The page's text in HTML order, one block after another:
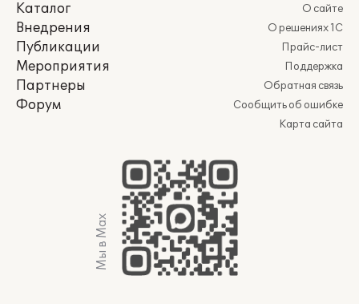
Каталог
Внедрения
Публикации
Мероприятия
Партнеры
Форум
О сайте
О решениях 1С
Прайс-лист
Поддержка
Обратная связь
Сообщить об ошибке
Карта сайта
Мы в Max